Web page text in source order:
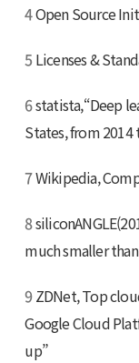
4Open Source
5Licenses &
6statista,“Deep
States, from 2014
7Wikipedia,
8
much smaller
9ZDNet, Top
Google Cloud
up”